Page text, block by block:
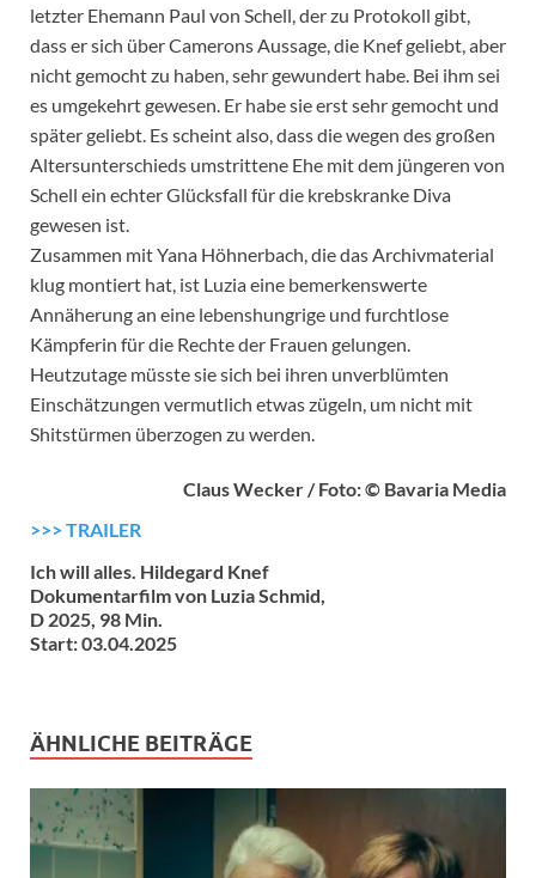
letzter Ehemann Paul von Schell, der zu Protokoll gibt,
dass er sich über Camerons Aussage, die Knef geliebt, aber
nicht gemocht zu haben, sehr gewundert habe. Bei ihm sei
es umgekehrt gewesen. Er habe sie erst sehr gemocht und
später geliebt. Es scheint also, dass die wegen des großen
Altersunterschieds umstrittene Ehe mit dem jüngeren von
Schell ein echter Glücksfall für die krebskranke Diva
gewesen ist.
Zusammen mit Yana Höhnerbach, die das Archivmaterial
klug montiert hat, ist Luzia eine bemerkenswerte
Annäherung an eine lebenshungrige und furchtlose
Kämpferin für die Rechte der Frauen gelungen.
Heutzutage müsste sie sich bei ihren unverblümten
Einschätzungen vermutlich etwas zügeln, um nicht mit
Shitstürmen überzogen zu werden.
Claus Wecker / Foto: © Bavaria Media
>>> TRAILER
Ich will alles. Hildegard Knef
Dokumentarfilm von Luzia Schmid,
D 2025, 98 Min.
Start: 03.04.2025
ÄHNLICHE BEITRÄGE